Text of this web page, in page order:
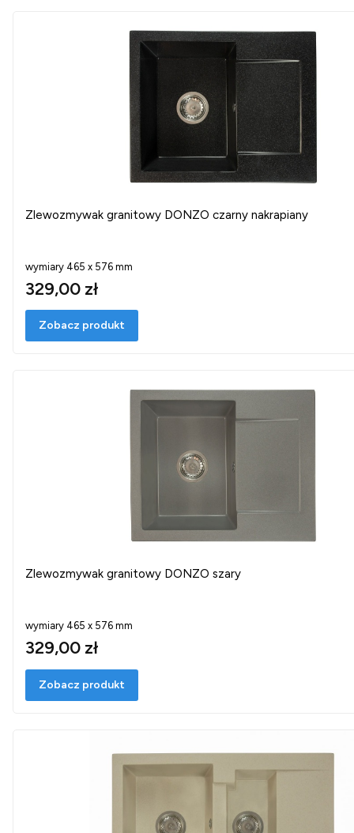
Zlewozmywak granitowy DONZO czarny nakrapiany
wymiary 465 x 576 mm
329,00 zł
Zobacz produkt
Zlewozmywak granitowy DONZO szary
wymiary 465 x 576 mm
329,00 zł
Zobacz produkt